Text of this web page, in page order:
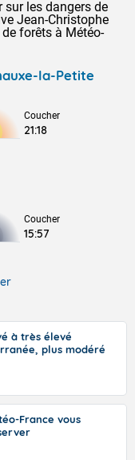
les dangers de
Jean-Christophe
forêts à Météo-
la-Petite
Coucher
21:18
Coucher
15:57
à très élevé
plus modéré
France vous